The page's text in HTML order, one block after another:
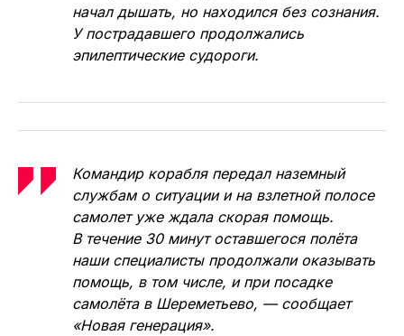
начал дышать, но находился без сознания.
У пострадавшего продолжались
эпилептические судороги.
Командир корабля передал наземный
службам о ситуации и на взлетной полосе
самолет уже ждала скорая помощь.
В течение 30 минут оставшегося полёта
наши специалисты продолжали оказывать
помощь, в том числе, и при посадке
самолёта в Шереметьево, — сообщает
«Новая генерация».